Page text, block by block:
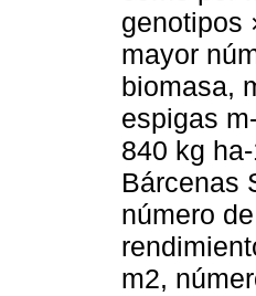
genotipos
mayor
biomasa,
espigas
840 kg
Bárcenas
número
m2,